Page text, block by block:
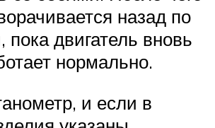
назад по
пока двигатель вновь
нормально.
и если в